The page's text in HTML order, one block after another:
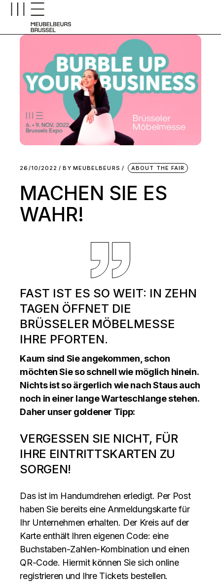
26/10/2022 BY MEUBELBEURS ABOUT THE FAIR
MACHEN SIE ES
WAHR!
FAST IST ES SO WEIT: IN ZEHN
TAGEN ÖFFNET DIE
BRÜSSELER MÖBELMESSE
IHRE PFORTEN.
Kaum sind Sie angekommen, schon
möchten Sie so schnell wie möglich hinein.
Nichts ist so ärgerlich wie nach Staus auch
noch in einer lange Warteschlange stehen.
Daher unser goldener Tipp:
VERGESSEN SIE NICHT, FÜR
IHRE EINTRITTSKARTEN ZU
SORGEN!
Das ist im Handumdrehen erledigt. Per Post
haben Sie bereits eine Anmeldungskarte für
Ihr Unternehmen erhalten. Der Kreis auf der
Karte enthält Ihren eigenen Code: eine
Buchstaben-Zahlen-Kombination und einen
QR-Code. Hiermit können Sie sich online
registrieren und Ihre Tickets bestellen.